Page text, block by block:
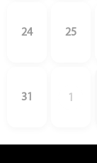
24 25
31 1